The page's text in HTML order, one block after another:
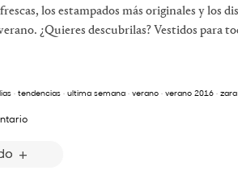
los estampados más originales y los
¿Quieres descubrilas? Vestidos para
· tendencias· ultima semana· verano· verano 2016· zara